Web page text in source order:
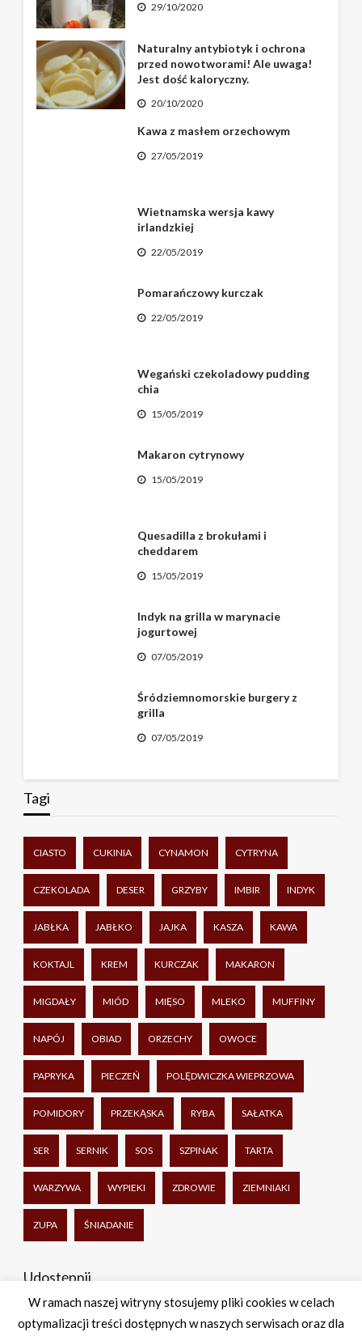
29/10/2020
Naturalny antybiotyk i ochrona
przed nowotworami! Ale uwaga!
Jest dość kaloryczny.
20/10/2020
Kawa z masłem orzechowym
27/05/2019
Wietnamska wersja kawy
irlandzkiej
22/05/2019
Pomarańczowy kurczak
22/05/2019
Wegański czekoladowy pudding
chia
15/05/2019
Makaron cytrynowy
15/05/2019
Quesadilla z brokułami i
cheddarem
15/05/2019
Indyk na grilla w marynacie
jogurtowej
07/05/2019
Śródziemnomorskie burgery z
grilla
07/05/2019
Tagi
CIASTO CUKINIA CYNAMON CYTRYNA
CZEKOLADA DESER GRZYBY IMBIR INDYK
JABŁKA JABŁKO JAJKA KASZA KAWA
KOKTAJL KREM KURCZAK MAKARON
MIGDAŁY MIÓD MIĘSO MLEKO MUFFINY
NAPÓJ OBIAD ORZECHY OWOCE
PAPRYKA PIECZEŃ POLĘDWICZKA WIEPRZOWA
POMIDORY PRZEKĄSKA RYBA SAŁATKA
SER SERNIK SOS SZPINAK TARTA
WARZYWA WYPIEKI ZDROWIE ZIEMNIAKI
ZUPA ŚNIADANIE
Udostępnij
Facebook
TwitterWhatsApp
Share
W ramach naszej witryny stosujemy pliki cookies w celach
optymalizacji treści dostępnych w naszych serwisach oraz dla